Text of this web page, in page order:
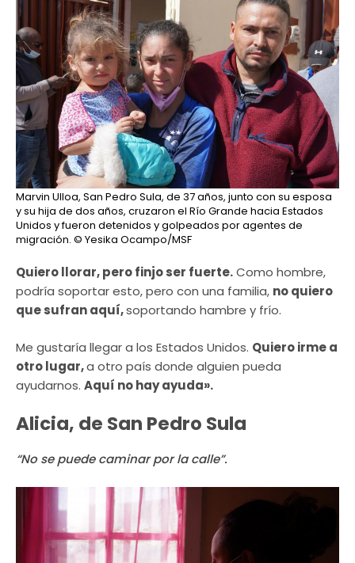
Marvin Ulloa, San Pedro Sula, de 37 años, junto con su esposa
y su hija de dos años, cruzaron el Río Grande hacia Estados
Unidos y fueron detenidos y golpeados por agentes de
migración. © Yesika Ocampo/MSF
Quiero llorar, pero finjo ser fuerte.Como hombre,
podría soportar esto, pero con una familia, no quiero
que sufran aquí,soportando hambre y frío.
Me gustaría llegar a los Estados Unidos. Quiero irme a
otro lugar,a otro país donde alguien pueda
ayudarnos. Aquí no hay ayuda».
Alicia, de San Pedro Sula
“No se puede caminar por la calle”.